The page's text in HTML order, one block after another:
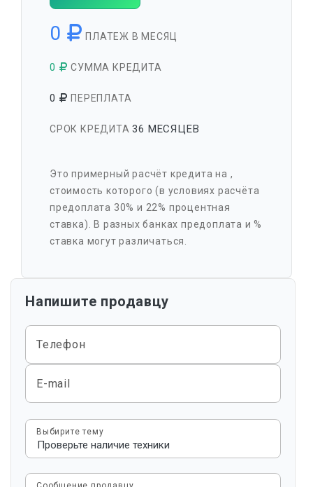
0 ПЛАТЕЖ В МЕСЯЦ
0 СУММА КРЕДИТА
0 ПЕРЕПЛАТА
СРОК КРЕДИТА36 МЕСЯЦЕВ
Это примерный расчёт кредита на ,
стоимость которого(в условиях расчёта
предоплата 30% и 22% процентная
ставка). В разных банках предоплата и %
ставка могут различаться.
Напишите продавцу
Телефон
E-mail
Выбирите тему